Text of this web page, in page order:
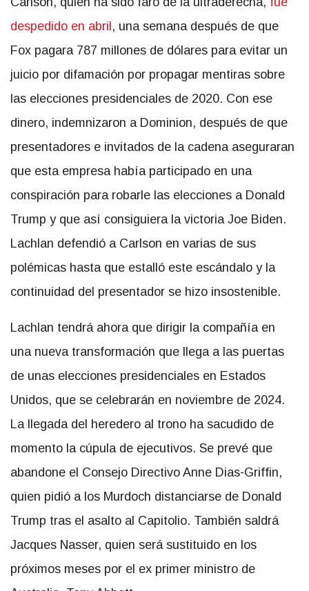
despedido en abril, una semana después de que
Fox pagara 787 millones de dólares para evitar un
juicio por difamación por propagar mentiras sobre
las elecciones presidenciales de 2020. Con ese
dinero, indemnizaron a Dominion, después de que
presentadores e invitados de la cadena aseguraran
que esta empresa había participado en una
conspiración para robarle las elecciones a Donald
Trump y que así consiguiera la victoria Joe Biden.
Lachlan defendió a Carlson en varias de sus
polémicas hasta que estalló este escándalo y la
continuidad del presentador se hizo insostenible.
Lachlan tendrá ahora que dirigir la compañía en
una nueva transformación que llega a las puertas
de unas elecciones presidenciales en Estados
Unidos, que se celebrarán en noviembre de 2024.
La llegada del heredero al trono ha sacudido de
momento la cúpula de ejecutivos. Se prevé que
abandone el Consejo Directivo Anne Dias-Griffin,
quien pidió a los Murdoch distanciarse de Donald
Trump tras el asalto al Capitolio. También saldrá
Jacques Nasser, quien será sustituido en los
próximos meses por el ex primer ministro de